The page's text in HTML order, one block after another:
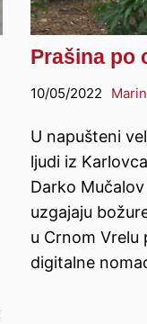
Prašina po
10/05/2022
U napušteni
ljudi iz
Darko
uzgajaju
u Crnom Vrelu
digitalne